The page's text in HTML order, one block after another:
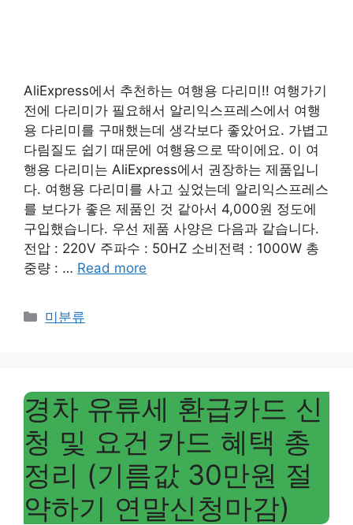
AliExpress에서 추천하는 여행용 다리미!! 여행가기
전에 다리미가 필요해서 알리익스프레스에서 여행
용 다리미를 구매했는데 생각보다 좋았어요. 가볍고
다림질도 쉽기 때문에 여행용으로 딱이에요. 이 여
행용 다리미는 AliExpress에서 권장하는 제품입니
다. 여행용 다리미를 사고 싶었는데 알리익스프레스
를 보다가 좋은 제품인 것 같아서 4,000원 ​​정도에
구입했습니다. 우선 제품 사양은 다음과 같습니다.
전압 : 220V 주파수 : 50HZ 소비전력 : 1000W 총
중량 : … Read more
Categories
미분류
경차 유류세 환급카드 신
청 및 요건 카드 혜택 총
정리 (기름값 30만원 절
약하기 연말신청마감)